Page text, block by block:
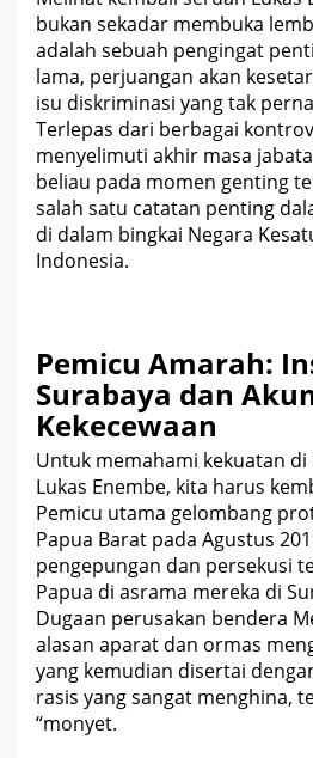
bukan sekadar membuka
adalah sebuah pengingat
lama, perjuangan akan
isu diskriminasi yang tak
Terlepas dari berbagai
menyelimuti akhir masa
beliau pada momen genting
salah satu catatan penting
di dalam bingkai Negara
Indonesia.
Pemicu Amarah:
Surabaya dan
Kekecewaan
Untuk memahami kekuatan
Lukas Enembe, kita harus
Pemicu utama gelombang
Papua Barat pada Agustus
pengepungan dan persekusi
Papua di asrama mereka di
Dugaan perusakan bendera
alasan aparat dan ormas
yang kemudian disertai
rasis yang sangat menghina,
“monyet.